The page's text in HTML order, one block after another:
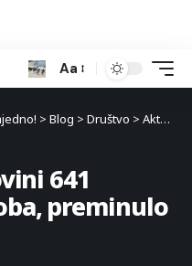
Aa
> Blog > Društvo > Aktuelnosti
641
preminulo